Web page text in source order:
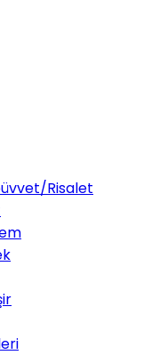
Risalet